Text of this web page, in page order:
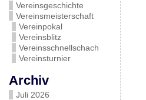
Vereinsgeschichte
Vereinsmeisterschaft
Vereinpokal
Vereinsblitz
Vereinsschnellschach
Vereinsturnier
Archiv
Juli 2026